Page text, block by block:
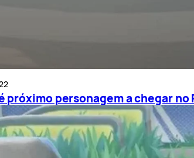
próximo personagem a chegar no